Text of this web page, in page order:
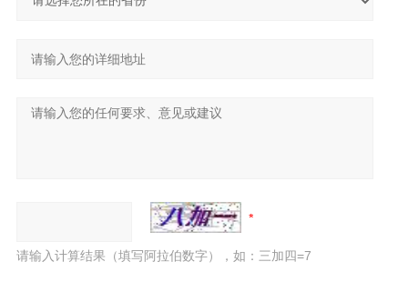
请输入计算结果（填写阿拉伯数字），如：三加四=7